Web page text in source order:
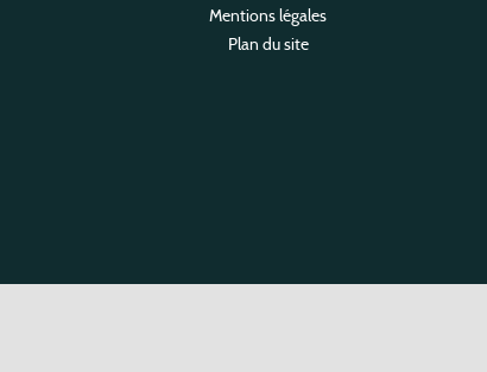
Mentions légales
Plan du site